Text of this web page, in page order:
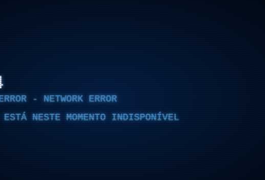
- NETWORK ERROR
ESTÁ NESTE MOMENTO INDISPONÍVEL